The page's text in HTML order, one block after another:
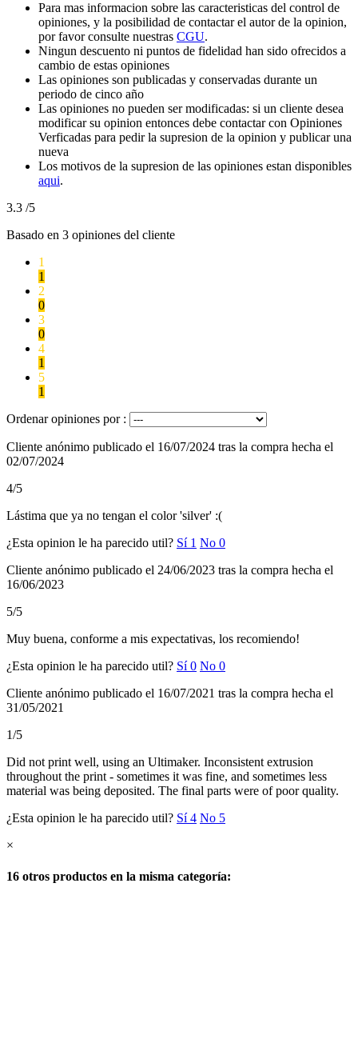
Para mas informacion sobre las caracteristicas del control de
opiniones, y la posibilidad de contactar el autor de la opinion,
por favor consulte nuestras CGU.
Ningun descuento ni puntos de fidelidad han sido ofrecidos a
cambio de estas opiniones
Las opiniones son publicadas y conservadas durante un
periodo de cinco año
Las opiniones no pueden ser modificadas: si un cliente desea
modificar su opinion entonces debe contactar con Opiniones
Verficadas para pedir la supresion de la opinion y publicar una
nueva
Los motivos de la supresion de las opiniones estan disponibles
aqui.
3.3 /5
Basado en 3 opiniones del cliente
1
1
2
0
3
0
4
1
5
1
Ordenar opiniones por :
Cliente anónimo publicado el 16/07/2024 tras la compra hecha el
02/07/2024
4/5
Lástima que ya no tengan el color 'silver' :(
¿Esta opinion le ha parecido util? Sí 1 No 0
Cliente anónimo publicado el 24/06/2023 tras la compra hecha el
16/06/2023
5/5
Muy buena, conforme a mis expectativas, los recomiendo!
¿Esta opinion le ha parecido util? Sí0 No 0
Cliente anónimo publicado el 16/07/2021 tras la compra hecha el
31/05/2021
1/5
Did not print well, using an Ultimaker. Inconsistent extrusion
throughout the print - sometimes it was fine, and sometimes less
material was being deposited. The final parts were of poor quality.
¿Esta opinion le ha parecido util? Sí4 No 5
×
16 otros productos en la misma categoría: